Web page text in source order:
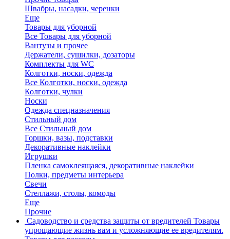
Швабры, насадки, черенки
Еще
Товары для уборной
Все Товары для уборной
Вантузы и прочее
Держатели, сушилки, дозаторы
Комплекты для WC
Колготки, носки, одежда
Все Колготки, носки, одежда
Колготки, чулки
Носки
Одежда спецназначения
Стильный дом
Все Стильный дом
Горшки, вазы, подставки
Декоративные наклейки
Игрушки
Пленка самоклеящаяся, декоративные наклейки
Полки, предметы интерьера
Свечи
Стеллажи, столы, комоды
Еще
Прочие
Садоводство и средства защиты от вредителей Товары
упрощающие жизнь вам и усложняющие ее вредителям.